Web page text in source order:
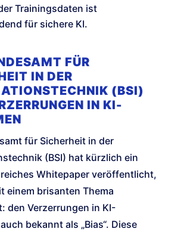
Trainingsdaten ist
für sichere KI.
FÜR
IN DER
(BSI)
IN KI-
für Sicherheit in der
(BSI) hat kürzlich ein
Whitepaper veröffentlicht,
einem brisanten Thema
den Verzerrungen in KI-
bekannt als „Bias“. Diese